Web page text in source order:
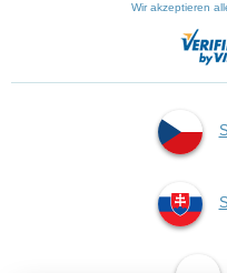
Wir akzeptieren